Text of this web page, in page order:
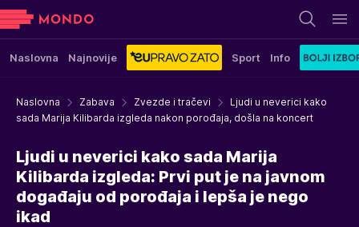
Naslovna Najnovije Sport Info
Naslovna Zabava Zvezde i tračevi
Ljudi u neverici kako
sada Marija Kilibarda izgleda nakon porođaja, došla na koncert
Ljudi u neverici kako sada Marija
Kilibarda izgleda: Prvi put je na javnom
događaju od porođaja i lepša je nego
ikad